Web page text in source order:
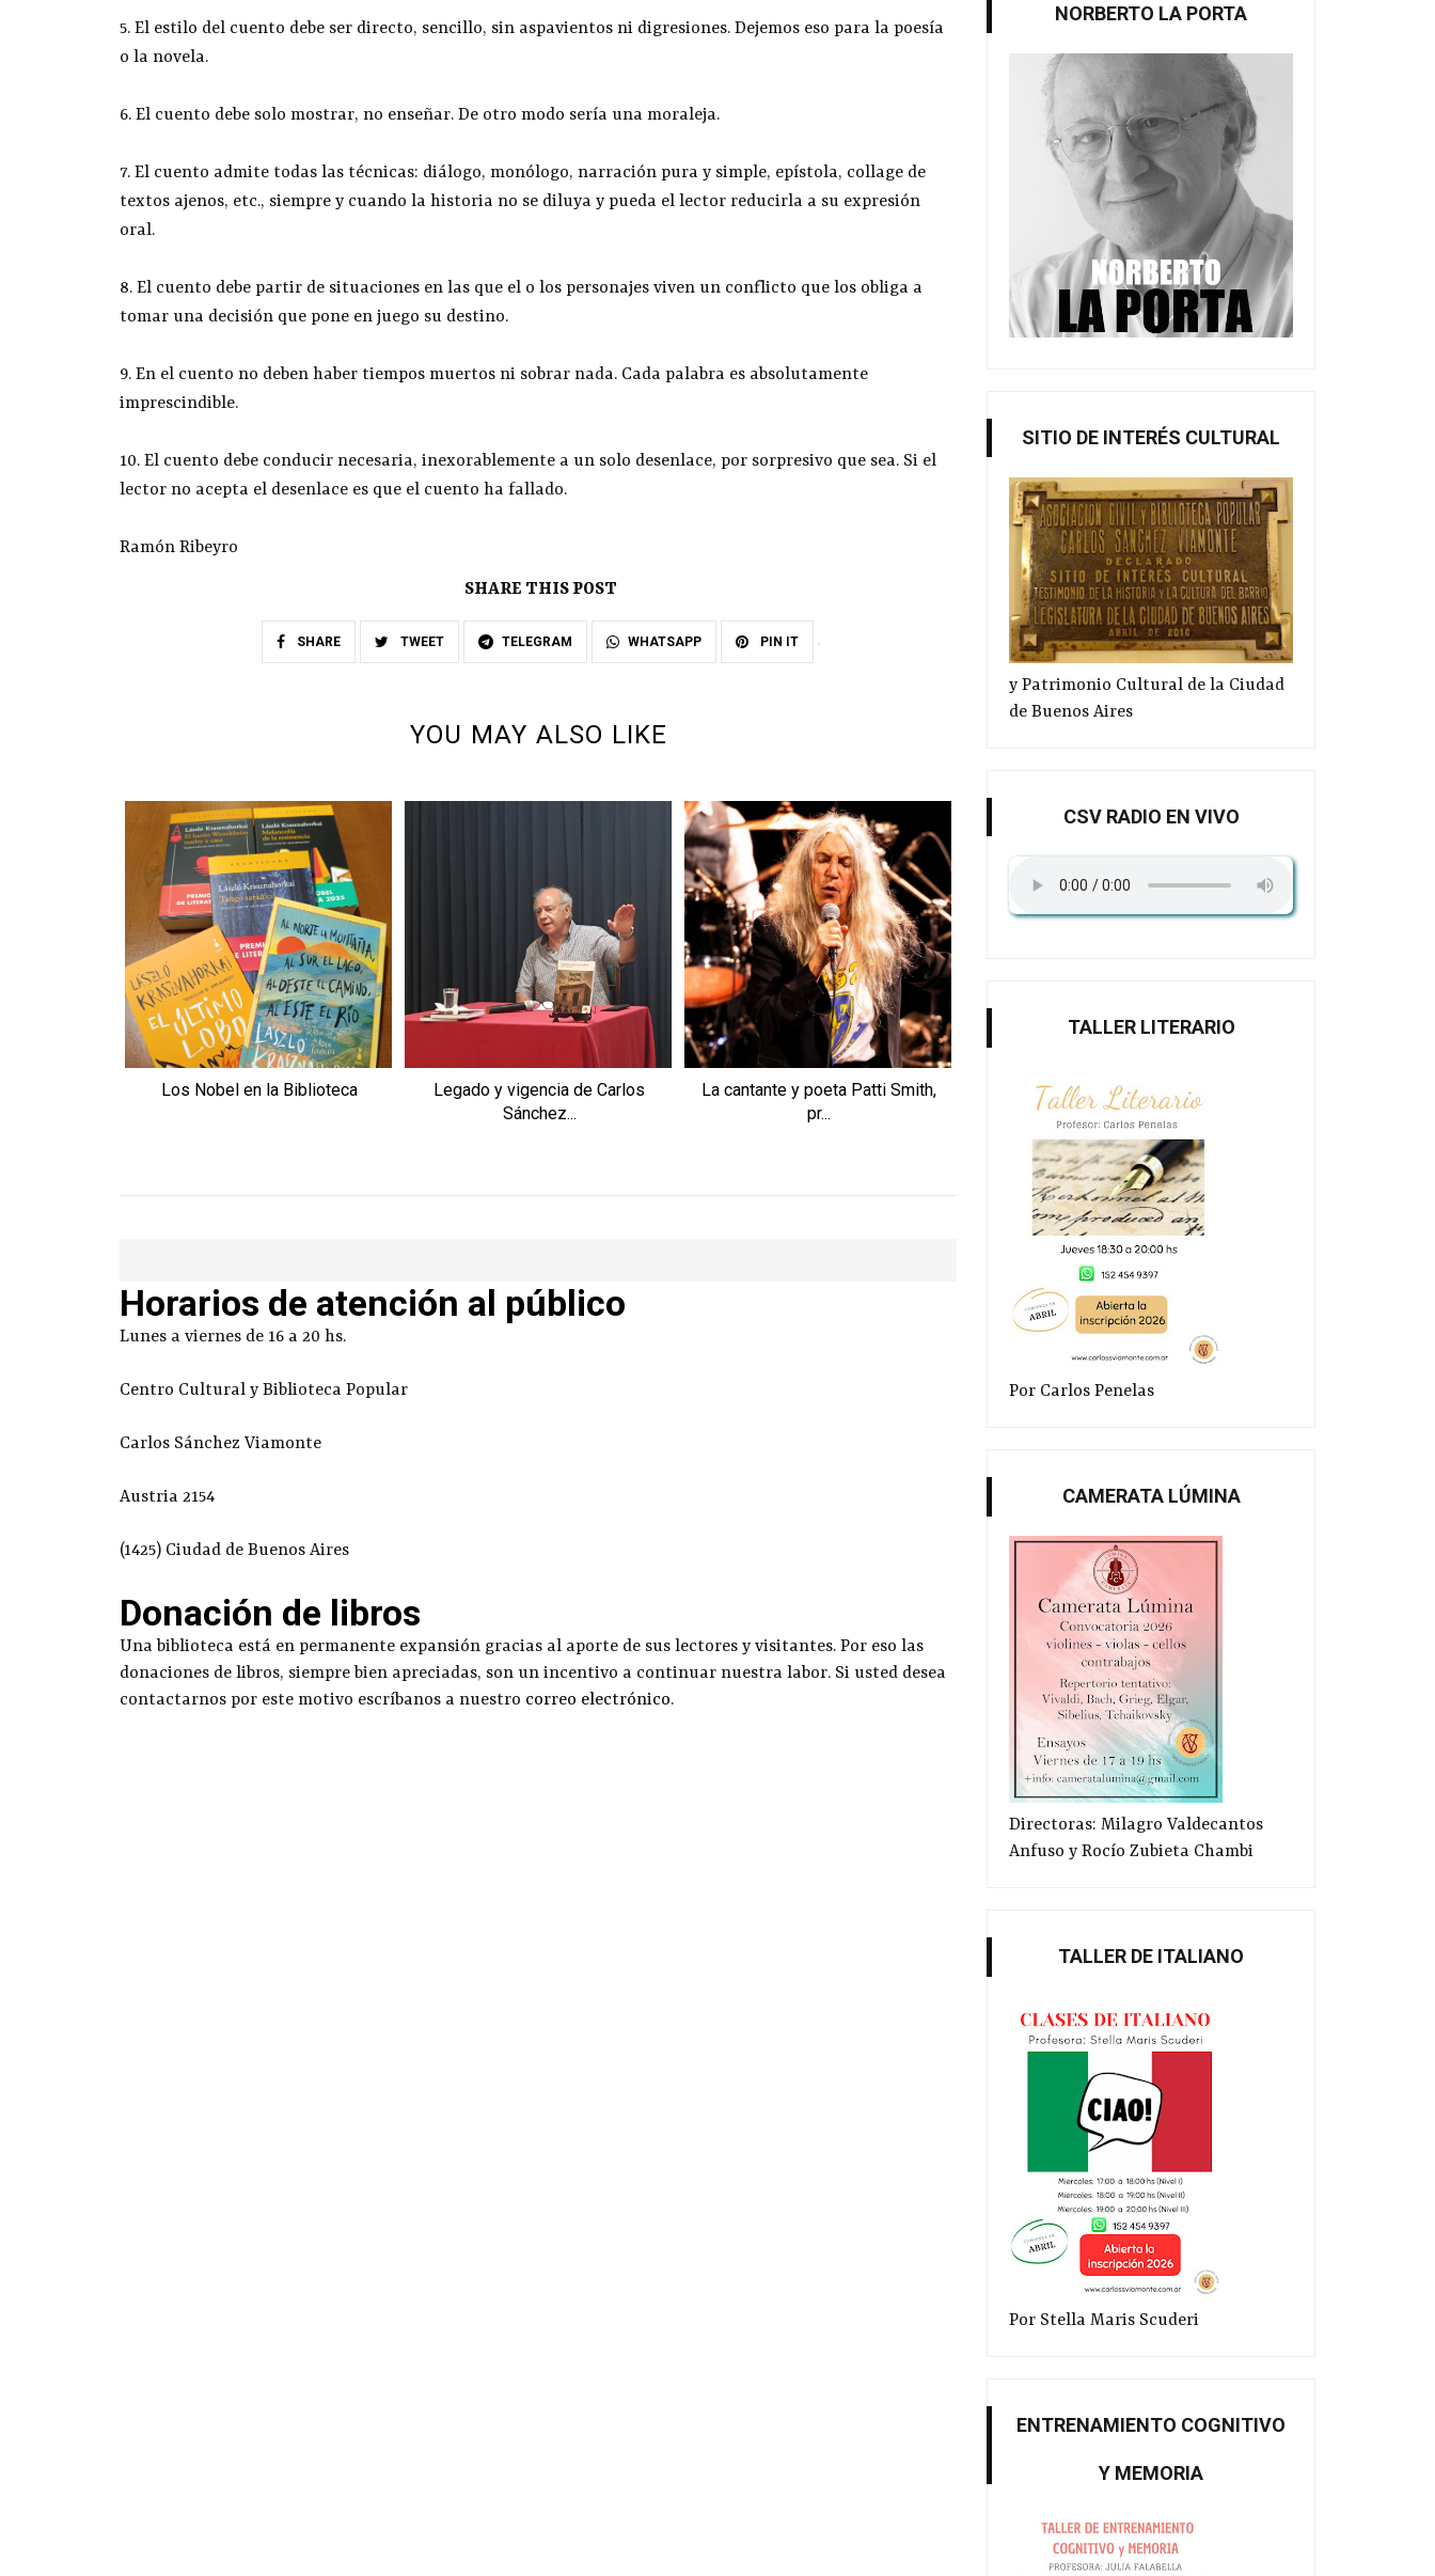
5. El estilo del cuento debe ser directo, sencillo, sin aspavientos ni digresiones. Dejemos eso para la poesía
o la novela.
6. El cuento debe solo mostrar, no enseñar. De otro modo sería una moraleja.
7. El cuento admite todas las técnicas: diálogo, monólogo, narración pura y simple, epístola, collage de
textos ajenos, etc., siempre y cuando la historia no se diluya y pueda el lector reducirla a su expresión
oral.
8. El cuento debe partir de situaciones en las que el o los personajes viven un conflicto que los obliga a
tomar una decisión que pone en juego su destino.
9. En el cuento no deben haber tiempos muertos ni sobrar nada. Cada palabra es absolutamente
imprescindible.
10. El cuento debe conducir necesaria, inexorablemente a un solo desenlace, por sorpresivo que sea. Si el
lector no acepta el desenlace es que el cuento ha fallado.
Ramón Ribeyro
SHARE THIS POST
SHARE TWEET TELEGRAM WHATSAPP PIN IT
YOU MAY ALSO LIKE
Los Nobel en la Biblioteca
Legado y vigencia de Carlos
Sánchez...
La cantante y poeta Patti Smith,
pr...
“Estoy en shock”: Samanta
Schweblin...
Horarios de atención al público
Lunes a viernes de 16 a 20 hs.
Centro Cultural y Biblioteca Popular
Carlos Sánchez Viamonte
Austria 2154
(1425) Ciudad de Buenos Aires
Donación de libros
Una biblioteca está en permanente expansión gracias al aporte de sus lectores y visitantes. Por eso las
donaciones de libros, siempre bien apreciadas, son un incentivo a continuar nuestra labor. Si usted desea
contactarnos por este motivo escríbanos a nuestro correo electrónico.
NORBERTO LA PORTA
SITIO DE INTERÉS CULTURAL
y Patrimonio Cultural de la Ciudad
de Buenos Aires
CSV RADIO EN VIVO
TALLER LITERARIO
Por Carlos Penelas
CAMERATA LÚMINA
Directoras: Milagro Valdecantos
Anfuso y Rocío Zubieta Chambi
TALLER DE ITALIANO
Por Stella Maris Scuderi
ENTRENAMIENTO COGNITIVO
Y MEMORIA